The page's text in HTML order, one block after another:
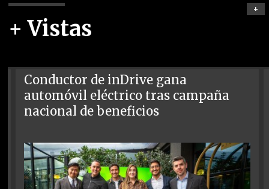
+ Vistas
+
Conductor de inDrive gana
automóvil eléctrico tras campaña
nacional de beneficios